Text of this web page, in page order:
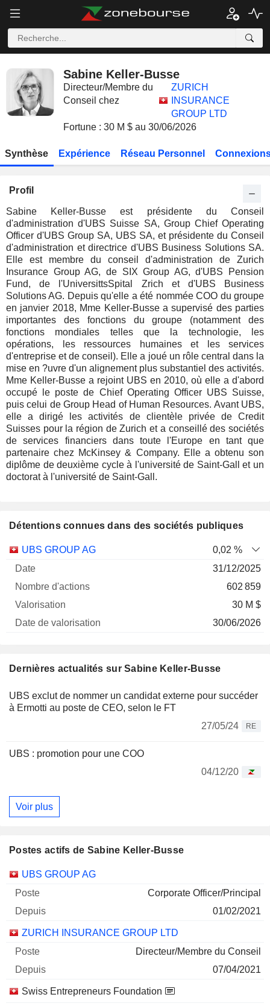
Sabine Keller-Busse
Directeur/Membre du
Conseil chez
ZURICH
INSURANCE
GROUP LTD
Fortune : 30 M $ au 30/06/2026
Synthèse Expérience Réseau Personnel
Profil
Sabine Keller-Busse est présidente du Conseil
d'administration d'UBS Suisse SA, Group Chief Operating
Officer d'UBS Group SA, UBS SA, et présidente du Conseil
d'administration et directrice d'UBS Business Solutions SA.
Elle est membre du conseil d'administration de Zurich
Insurance Group AG, de SIX Group AG, d'UBS Pension
Fund, de l'UniversittsSpital Zrich et d'UBS Business
Solutions AG. Depuis qu'elle a été nommée COO du groupe
en janvier 2018, Mme Keller-Busse a supervisé des parties
importantes des fonctions du groupe (notamment des
fonctions mondiales telles que la technologie, les
opérations, les ressources humaines et les services
d'entreprise et de conseil). Elle a joué un rôle central dans la
mise en ?uvre d'un alignement plus substantiel des activités.
Mme Keller-Busse a rejoint UBS en 2010, où elle a d'abord
occupé le poste de Chief Operating Officer UBS Suisse,
puis celui de Group Head of Human Resources. Avant UBS,
elle a dirigé les activités de clientèle privée de Credit
Suisses pour la région de Zurich et a conseillé des sociétés
de services financiers dans toute l'Europe en tant que
partenaire chez McKinsey & Company. Elle a obtenu son
diplôme de deuxième cycle à l'université de Saint-Gall et un
doctorat à l'université de Saint-Gall.
Détentions connues dans des sociétés publiques
Nombre
Date de
UBS GROUP AG
0,02 %
31/12/2025
602 859
30 M $
30/06/2026
Dernières actualités sur Sabine Keller-Busse
UBS exclut de nommer un candidat externe pour succéder
à Ermotti au poste de CEO, selon le FT
27/05/24
RE
UBS : promotion pour une COO
04/12/20
Voir plus
Postes actifs de Sabine Keller-Busse
Sociétés Poste Début
UBS GROUP AG
Corporate Officer/Principal
01/02/2021
ZURICH INSURANCE GROUP LTD
Directeur/Membre du Conseil
07/04/2021
Swiss Entrepreneurs Foundation